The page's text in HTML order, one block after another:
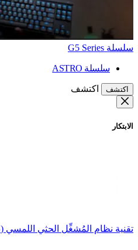
سلسلة G5 Series
سلسلة ASTRO
اكتشف اكتشف
الابتكار
تقنية نظام المُشغِّل الحثي اللمسي (HITS)